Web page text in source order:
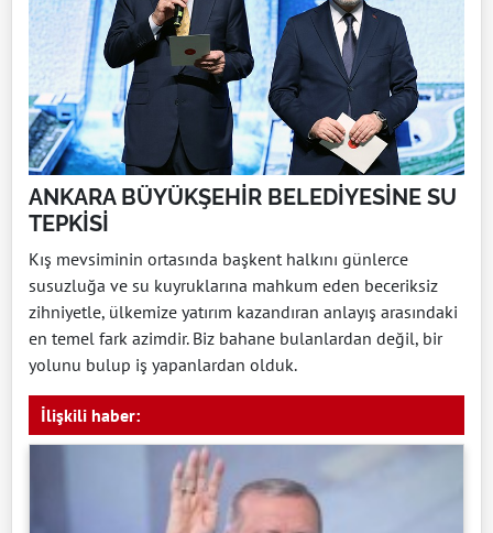
ANKARA BÜYÜKŞEHİR BELEDİYESİNE SU
TEPKİSİ
Kış mevsiminin ortasında başkent halkını günlerce
susuzluğa ve su kuyruklarına mahkum eden beceriksiz
zihniyetle, ülkemize yatırım kazandıran anlayış arasındaki
en temel fark azimdir. Biz bahane bulanlardan değil, bir
yolunu bulup iş yapanlardan olduk.
İlişkili haber: